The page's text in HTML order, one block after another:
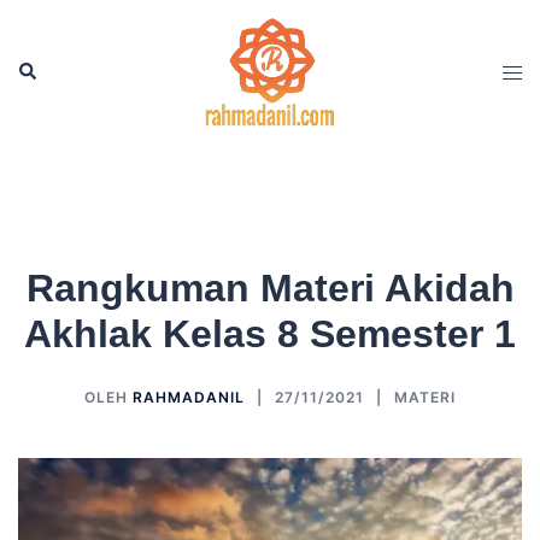
Cari
Rangkuman Materi Akidah
Akhlak Kelas 8 Semester 1
OLEH RAHMADANIL 27/11/2021 MATERI